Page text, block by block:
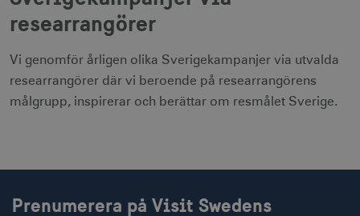
researrangörer
Vi genomför årligen olika Sverigekampanjer via utvalda
researrangörer där vi beroende på researrangörens
målgrupp, inspirerar och berättar om resmålet Sverige.
Prenumerera på Visit Swedens
receive-cookie-
deprecation
.doubleclick.net
månader
CookieScriptConsent
CookieScript